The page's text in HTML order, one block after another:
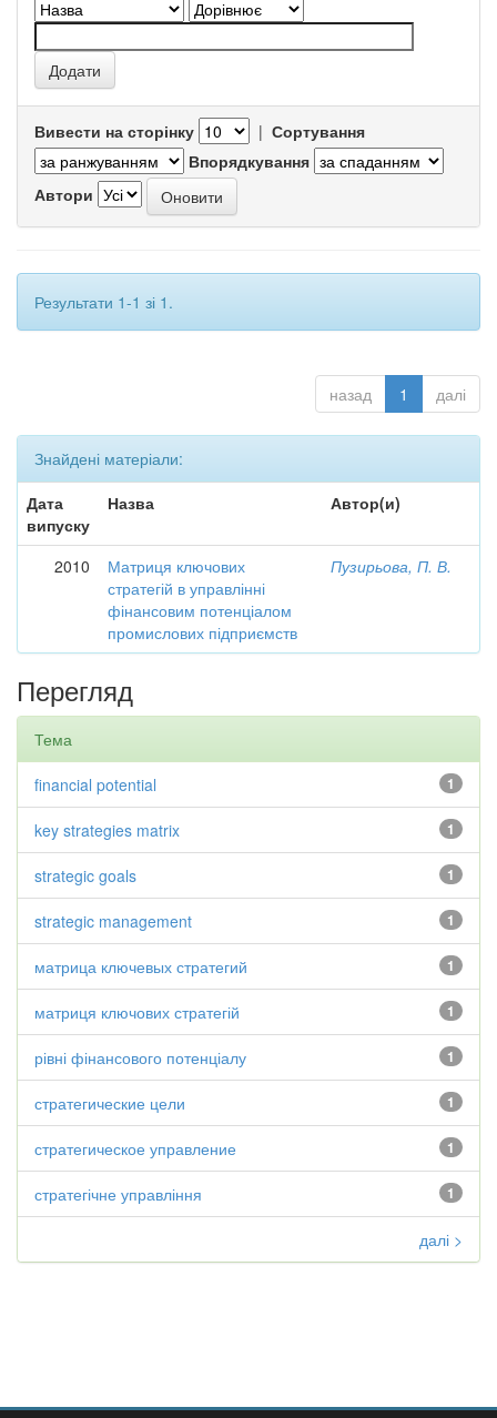
Вивести на сторінку | Сортування
Впорядкування
Автори
Результати 1-1 зі 1.
назад 1 далі
Знайдені матеріали:
Дата
випуску
Назва Автор(и)
2010
Матриця ключових
стратегій в управлінні
фінансовим потенціалом
промислових підприємств
Пузирьова, П. В.
Перегляд
Тема
1
financial potential
1
key strategies matrix
1
strategic goals
1
strategic management
1
матрица ключевых стратегий
1
матриця ключових стратегій
1
рівні фінансового потенціалу
1
стратегические цели
1
стратегическое управление
1
стратегічне управління
далі >